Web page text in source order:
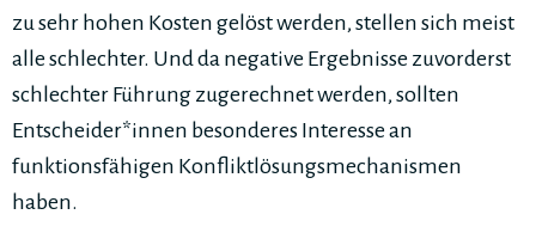
zu sehr hohen Kosten gelöst werden, stellen sich meist
alle schlechter. Und da negative Ergebnisse zuvorderst
schlechter Führung zugerechnet werden, sollten
Entscheider*innen besonderes Interesse an
funktionsfähigen Konfliktlösungsmechanismen
haben.